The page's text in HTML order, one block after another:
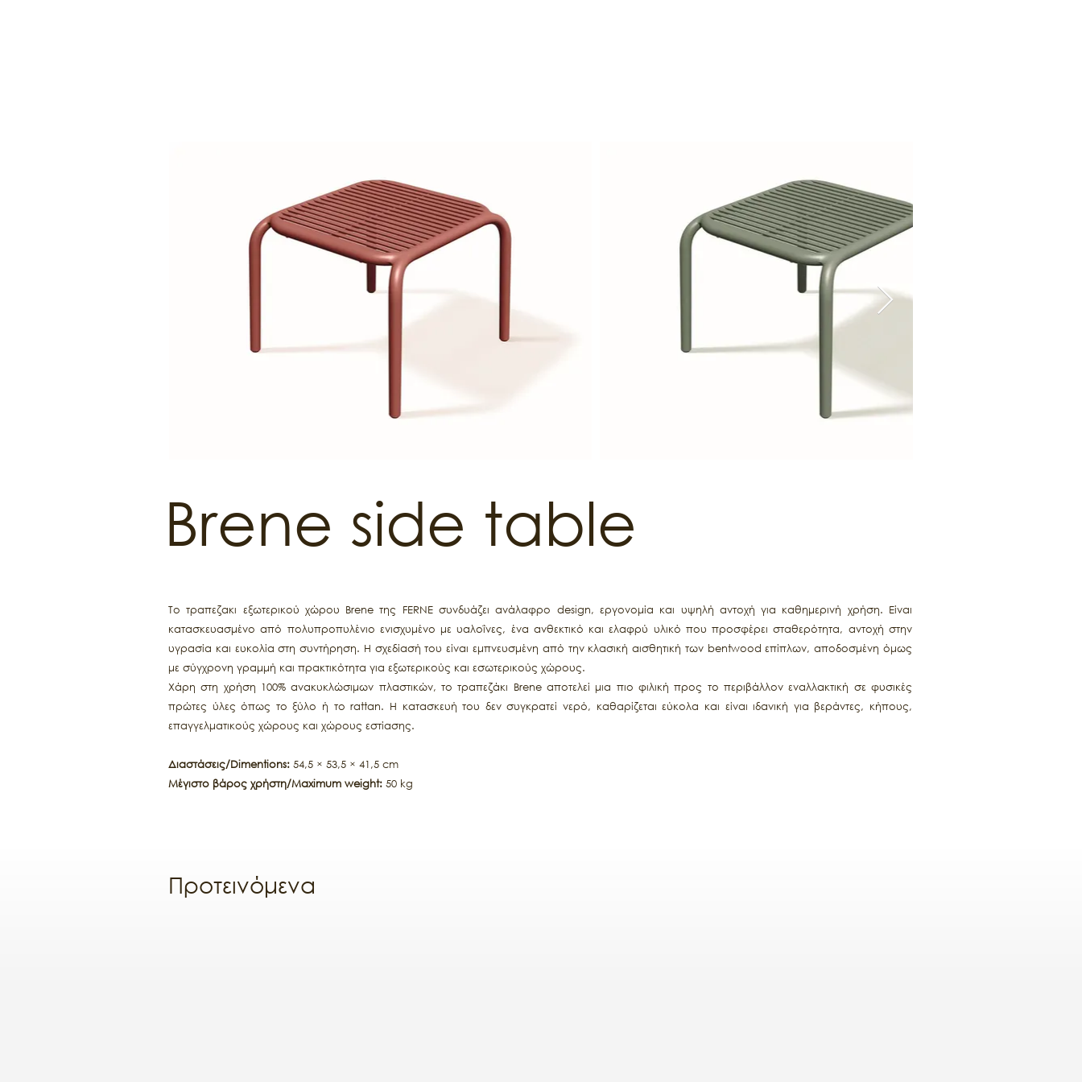
Brene side table
Το τραπεζακι εξωτερικού χώρου Brene της FERNE συνδυάζει ανάλαφρο design, εργονομία και υψηλή αντοχή για καθημερινή χρήση. Είναι
κατασκευασμένο από πολυπροπυλένιο ενισχυμένο με υαλοΐνες, ένα ανθεκτικό και ελαφρύ υλικό που προσφέρει σταθερότητα, αντοχή στην
υγρασία και ευκολία στη συντήρηση. Η σχεδίασή του είναι εμπνευσμένη από την κλασική αισθητική των bentwood επίπλων, αποδοσμένη όμως
με σύγχρονη γραμμή και πρακτικότητα για εξωτερικούς και εσωτερικούς χώρους.
Χάρη στη χρήση 100% ανακυκλώσιμων πλαστικών, το τραπεζάκι Brene αποτελεί μια πιο φιλική προς το περιβάλλον εναλλακτική σε φυσικές
πρώτες ύλες όπως το ξύλο ή το rattan. Η κατασκευή του δεν συγκρατεί νερό, καθαρίζεται εύκολα και είναι ιδανική για βεράντες, κήπους,
επαγγελματικούς χώρους και χώρους εστίασης.
Διαστάσεις/Dimentions: 54,5 × 53,5 × 41,5 cm
Μέγιστο βάρος χρήστη/Maximum weight: 50 kg
Προτεινόμενα